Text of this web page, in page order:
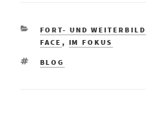
KATEGORIEN
FORT- UND
FACE , IM FOKUS
SCHLAGWÖRTER
BLOG